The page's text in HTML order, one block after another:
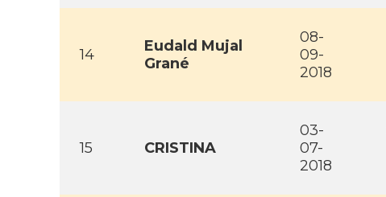
14
Eudald Mujal
Grané
08-
09-
2018
15 CRISTINA
03-
07-
2018